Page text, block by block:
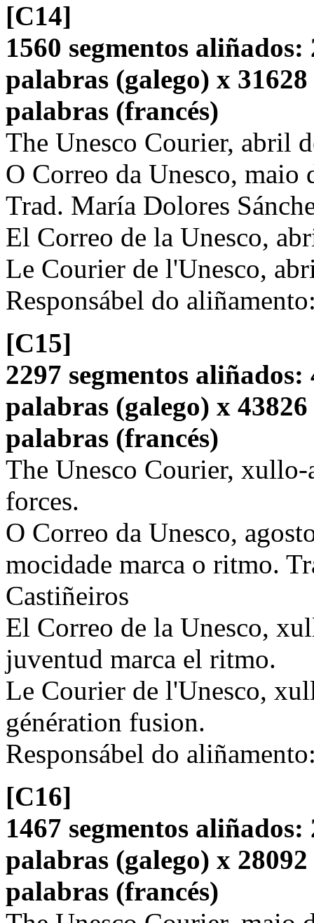
[C14]
1560 segmentos
palabras (galego) x
palabras (francés)
The Unesco Courier, abril
O Correo da Unesco, maio
Trad. María Dolores
El Correo de la Unesco,
Le Courier de l'Unesco,
Responsábel do
[C15]
2297 segmentos
palabras (galego) x
palabras (francés)
The Unesco Courier,
forces.
O Correo da Unesco,
mocidade marca o ritmo.
Castiñeiros
El Correo de la Unesco,
juventud marca el ritmo.
Le Courier de l'Unesco,
génération fusion.
Responsábel do
[C16]
1467 segmentos
palabras (galego) x
palabras (francés)